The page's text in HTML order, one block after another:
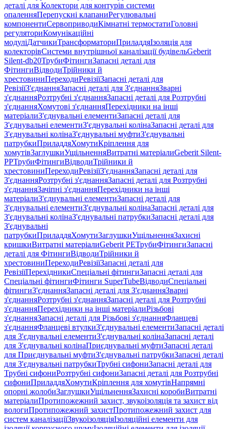
деталі для Колектори для контурів системи
опаленняПерепускні клапаниРегулювальні
компонентиСервоприводиКімнатні термостатиГоловні
регуляториКомунікаційні
модуліДатчикиТрансформаториПриладдяІзоляція для
колекторівСистеми внутрішньої каналізації будівельGeberit
Silent-db20ТрубиФітингиЗапасні деталі для
ФітингиВідводиТрійники й
хрестовиниПереходиРевізіїЗапасні деталі для
РевізіїЗ'єднанняЗапасні деталі для З'єднанняЗварні
з'єднанняРозтрубні з'єднанняЗапасні деталі для Розтрубні
з'єднанняХомутові з'єднанняПерехідники на інші
матеріалиЗ'єднувальні елементиЗапасні деталі для
З'єднувальні елементиЗ'єднувальні колінаЗапасні деталі для
З'єднувальні колінаЗ'єднувальні муфтиЗ'єднувальні
патрубкиПриладдяХомутиКріплення для
хомутівЗаглушкиУщільненняВитратні матеріалиGeberit Silent-
PPТрубиФітингиВідводиТрійники й
хрестовиниПереходиРевізіїЗ'єднанняЗапасні деталі для
З'єднанняРозтрубні з'єднанняЗапасні деталі для Розтрубні
з'єднанняЗачіпні з'єднанняПерехідники на інші
матеріалиЗ'єднувальні елементиЗапасні деталі для
З'єднувальні елементиЗ'єднувальні колінаЗапасні деталі для
З'єднувальні колінаЗ'єднувальні патрубкиЗапасні деталі для
З'єднувальні
патрубкиПриладдяХомутиЗаглушкиУщільненняЗахисні
кришкиВитратні матеріалиGeberit PEТрубиФітингиЗапасні
деталі для ФітингиВідводиТрійники й
хрестовиниПереходиРевізіїЗапасні деталі для
РевізіїПерехідникиСпеціальні фітингиЗапасні деталі для
Спеціальні фітингиФітинги SuperTubeВідводиСпеціальні
фітингиЗ'єднанняЗапасні деталі для З'єднанняЗварні
з'єднанняРозтрубні з'єднанняЗапасні деталі для Розтрубні
з'єднанняПерехідники на інші матеріалиРізьбові
з'єднанняЗапасні деталі для Різьбові з'єднанняФланцеві
з'єднанняФланцеві втулкиЗ'єднувальні елементиЗапасні деталі
для З'єднувальні елементиЗ'єднувальні колінаЗапасні деталі
для З'єднувальні колінаПриєднувальні муфтиЗапасні деталі
для Приєднувальні муфтиЗ'єднувальні патрубкиЗапасні деталі
для З'єднувальні патрубкиТрубні сифониЗапасні деталі для
Трубні сифониРозтрубні сифониЗапасні деталі для Розтрубні
сифониПриладдяХомутиКріплення для хомутівНапрямні
опорні жолобиЗаглушкиУщільненняЗахисні коробиВитратні
матеріалиПротипожежний захист, звукоізоляція та захист від
вологиПротипожежний захистПротипожежний захист для
систем каналізаціїЗвукоізоляціяІзоляційні елементи для